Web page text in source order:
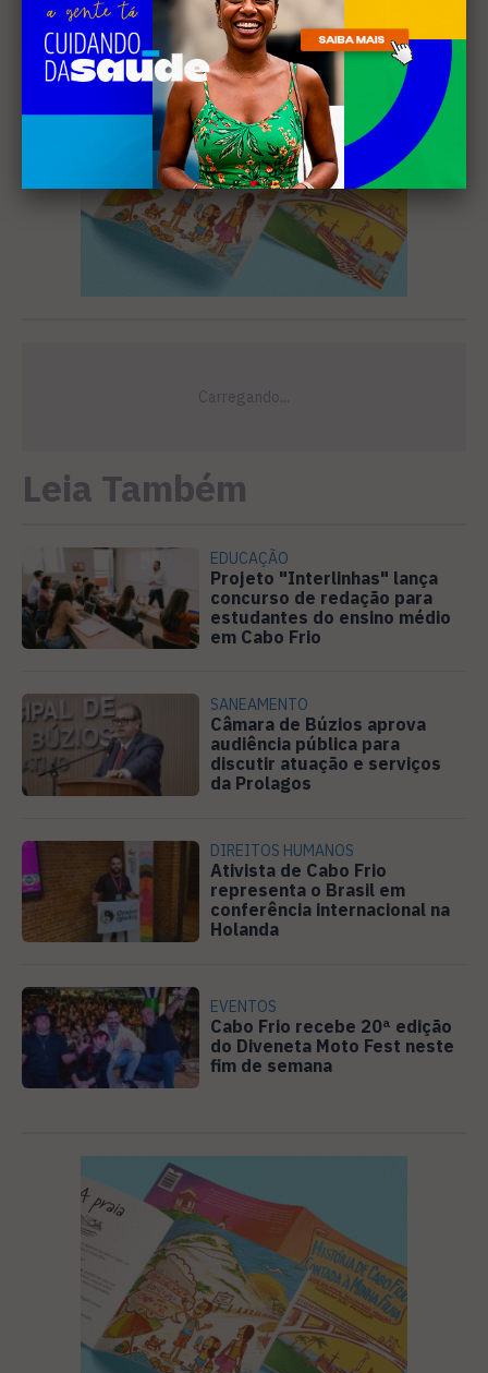
Leia Também
EDUCAÇÃO
Projeto "Interlinhas" lança
concurso de redação para
estudantes do ensino médio
em Cabo Frio
SANEAMENTO
Câmara de Búzios aprova
audiência pública para
discutir atuação e serviços
da Prolagos
DIREITOS HUMANOS
Ativista de Cabo Frio
representa o Brasil em
conferência internacional na
Holanda
EVENTOS
Cabo Frio recebe 20ª edição
do Diveneta Moto Fest neste
fim de semana